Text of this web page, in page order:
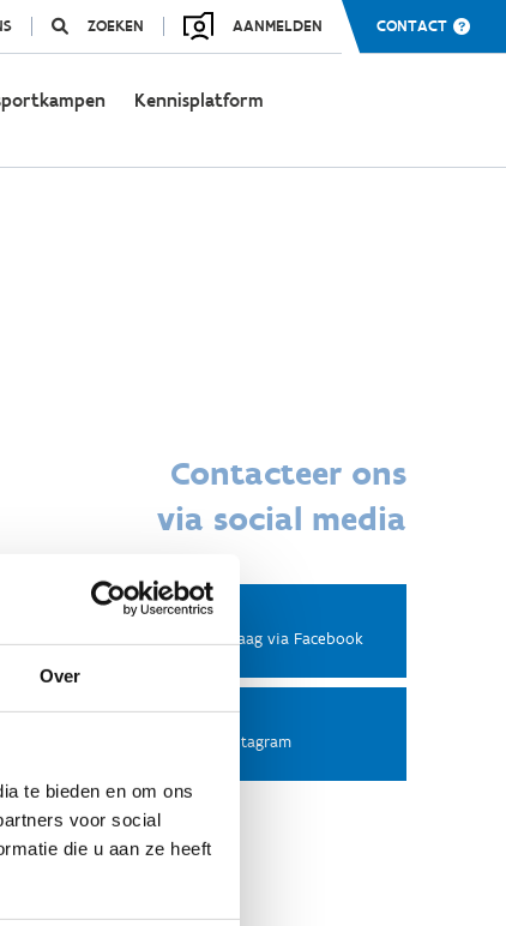
Over
te bieden en om ons
voor social
die u aan ze heeft
ZOEKEN AANMELDEN CONTACT
Kennisplatform
Contacteer ons
via social media
Facebook
Stel ons een vraag via Facebook
Instagram
Volg ons op Instagram